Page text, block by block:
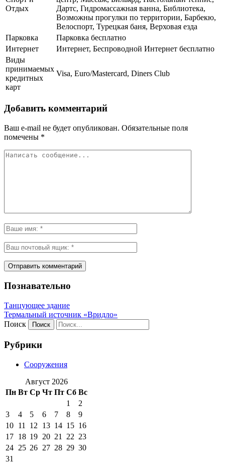
Отдых
Дартс, Гидромассажная ванна, Библиотека,
Возможны прогулки по территории, Барбекю,
Велоспорт, Турецкая баня, Верховая езда
Парковка
Парковка бесплатно
Интернет
Интернет, Беспроводной Интернет бесплатно
Виды
принимаемых
кредитных
карт
Visa, Euro/Mastercard, Diners Club
Добавить комментарий
Ваш e-mail не будет опубликован. Обязательные поля
помечены *
Познавательно
Танцующее здание
Термальный источник «Вридло»
Поиск
Рубрики
Сооружения
Август 2026
Пн Вт Ср Чт Пт Сб Вс
1
2
3
4 5 6 7 8
9
10 11 12 13 14 15 16
17 18 19 20 21 22 23
24 25 26 27 28 29 30
31